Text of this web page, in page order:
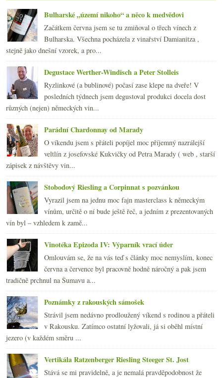
►2016(250)
►2015(251)
►2014(254)
► 2013 (249)
2012
2011 (252)
►2010(249)
►2009(249)
►2008(270)
►2007(108)
Bulharské „území nikoho“ a něco k medvědovi
Začátkem června jsem se tu zmiňoval o třech vínech z
Bulharska. Všechna pocházela z vinařství Damianitza ,
stejně jako dnešní vzorek, a pro...
Degustace Werther-Windisch a Peter Stolleis
Ryzlinkové (a bublinové) počasí zase klepe na dveře! V
posledních týdnech jsem degustoval produkci docela dost
různých (nejen) německých vin...
Parádní Chardonnay od Marady
O víkendu jsem s přáteli popíjel moc příjemný nazrálejší
veltlín z josefovské Kukvičky od Petra Marady ( web , starší
zápisek z návštěvy vin...
Stobodový Riesling a Corpinnat s pozvánkou
Vyrazil jsem na jednu moc fajn masterclass k německým
vínům, určitě o ní bude ještě řeč, a jedním z prezentovaných
vín byl – vzhledem k zamě...
Vinotéka Epizoda IV: Výparník vrací úder
Omlouvám se, že na vás teď s články moc nemyslím, konec
června a července byl pracovně hodně náročný a pak jsem
tradičně prchnul na Šumavu a...
Poznámky z rakouských sámošek
Strávil jsem nedávno prodloužený víkend s rodinou a přáteli
v Rakousku. Zatímco ostatní lyžovali, já si oběhl místní
jezero (v každém směru ...
Vertikála Ratzenberger Riesling Steeger St. Jost
Stává se mi pravidelně, a je nemalá pravděpodobnost že